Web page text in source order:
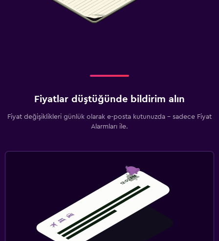
Fiyatlar düştüğünde bildirim alın
Fiyat değişiklikleri günlük olarak e-posta kutunuzda - sadece Fiyat
Alarmları ile.